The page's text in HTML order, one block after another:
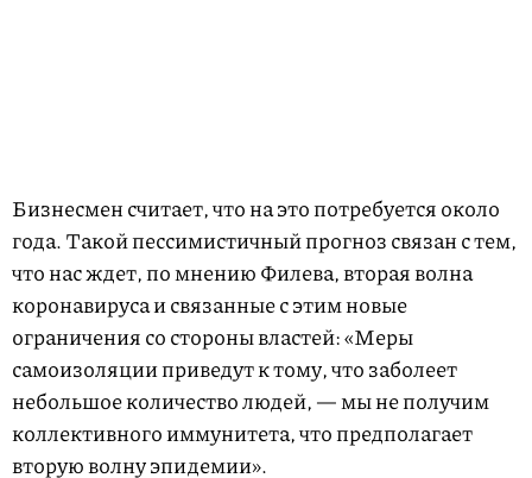
Бизнесмен считает, что на это потребуется около
года. Такой пессимистичный прогноз связан с тем,
что нас ждет, по мнению Филева, вторая волна
коронавируса и связанные с этим новые
ограничения со стороны властей: «Меры
самоизоляции приведут к тому, что заболеет
небольшое количество людей, — мы не получим
коллективного иммунитета, что предполагает
вторую волну эпидемии».